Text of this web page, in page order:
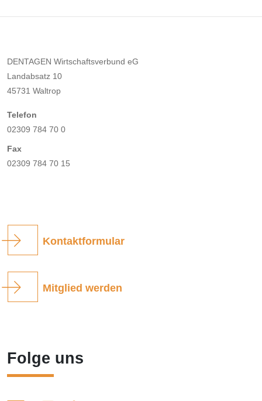
DENTAGEN Wirtschaftsverbund eG
Landabsatz 10
45731 Waltrop
Telefon
02309 784 70 0
Fax
02309 784 70 15
Kontaktformular
Mitglied werden
Folge uns